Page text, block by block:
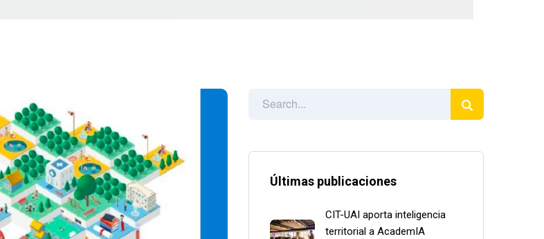
Últimas publicaciones
CIT-UAI aporta inteligencia
territorial a AcademIA